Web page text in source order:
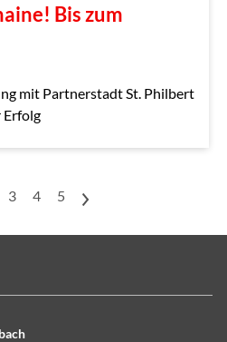
Bis zum
mit Partnerstadt St. Philbert
Erfolg
3 4 5 >